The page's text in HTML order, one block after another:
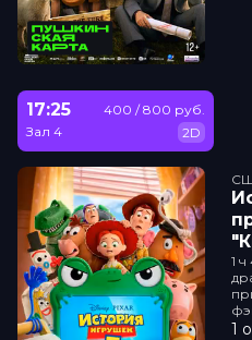
17:25
Зал 4
400 / 800 руб.
2D
1
1